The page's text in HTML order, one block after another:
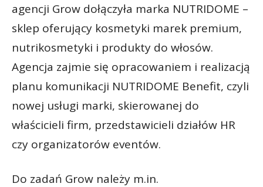
agencji Grow dołączyła marka NUTRIDOME –
sklep oferujący kosmetyki marek premium,
nutrikosmetyki i produkty do włosów.
Agencja zajmie się opracowaniem i realizacją
planu komunikacji NUTRIDOME Benefit, czyli
nowej usługi marki, skierowanej do
właścicieli firm, przedstawicieli działów HR
czy organizatorów eventów.
Do zadań Grow należy m.in.